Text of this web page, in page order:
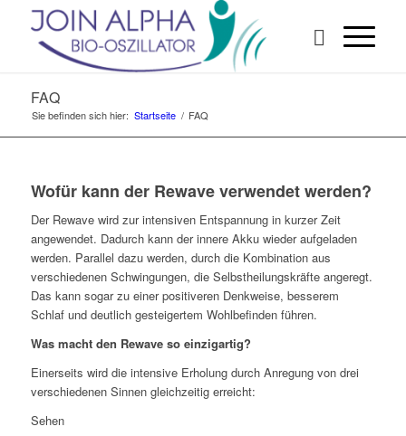
FAQ
Sie befinden sich hier: Startseite / FAQ
Wofür kann der Rewave verwendet werden?
Der Rewave wird zur intensiven Entspannung in kurzer Zeit
angewendet. Dadurch kann der innere Akku wieder aufgeladen
werden. Parallel dazu werden, durch die Kombination aus
verschiedenen Schwingungen, die Selbstheilungskräfte angeregt.
Das kann sogar zu einer positiveren Denkweise, besserem
Schlaf und deutlich gesteigertem Wohlbefinden führen.
Was macht den Rewave so einzigartig?
Einerseits wird die intensive Erholung durch Anregung von drei
verschiedenen Sinnen gleichzeitig erreicht:
Sehen